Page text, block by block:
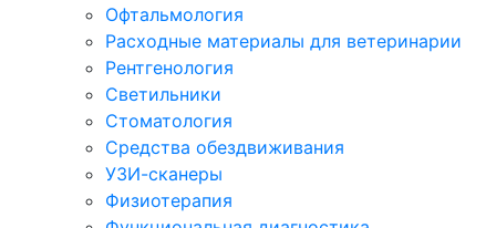
Офтальмология
Расходные материалы для ветеринарии
Рентгенология
Светильники
Стоматология
Средства обездвиживания
УЗИ-сканеры
Физиотерапия